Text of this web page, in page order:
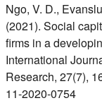
Ngo, V. D.,
(2021). Social
firms in a
International
Research, 27(7),
11-2020-0754